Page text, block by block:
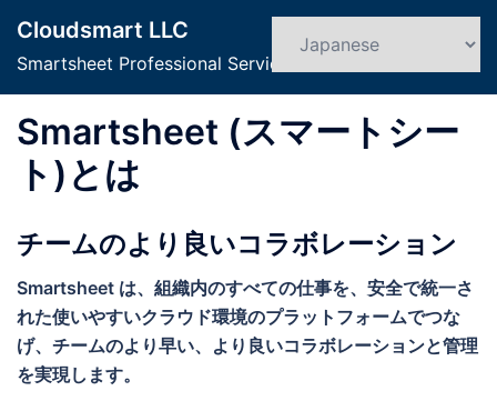
ン
Cloudsmart LLC
Smartsheet Professional Service
ト
グ
Smartsheet (スマートシー
ト)とは
チームのより良いコラボレーション
Smartsheet は、組織内のすべての仕事を、安全で統一さ
れた使いやすいクラウド環境のプラットフォームでつな
げ、チームのより早い、より良いコラボレーションと管理
を実現します。